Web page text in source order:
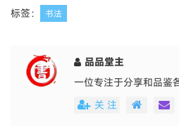
标签： 书法
品品堂主
一位专注于分享和品鉴
关 注